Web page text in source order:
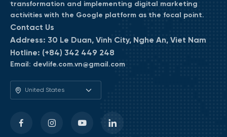
transformation and implementing digital marketing
activities with the Google platform as the focal point.
Contact Us
Address: 30 Le Duan, Vinh City, Nghe An, Viet Nam
Hotline: (+84) 342 449 248
Email: devlife.com.vn@gmail.com